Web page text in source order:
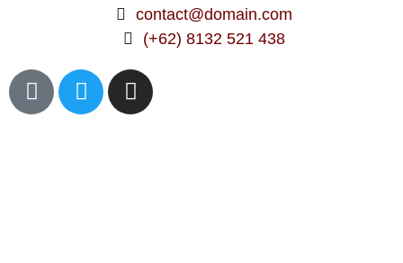
contact@domain.com
(+62) 8132 521 438